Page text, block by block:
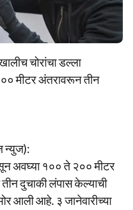
चोरांचा डल्ला
मीटर अंतरावरून तीन
न्युज):
अवघ्या १०० ते २०० मीटर
दुचाकी लंपास केल्याची
आली आहे. ३ जानेवारीच्या